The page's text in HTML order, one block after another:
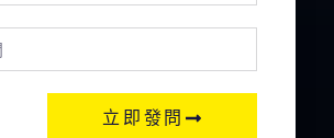
立即發問